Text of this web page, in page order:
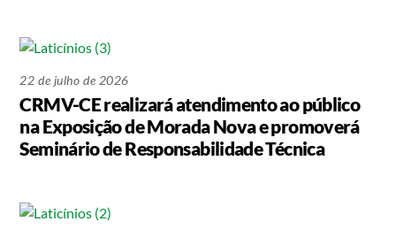
22 de julho de 2026
CRMV-CE realizará atendimento ao público
na Exposição de Morada Nova e promoverá
Seminário de Responsabilidade Técnica